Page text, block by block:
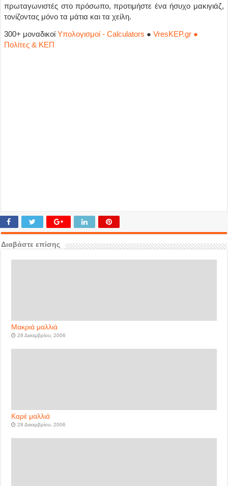
πρωταγωνιστές στο πρόσωπο, προτιμήστε ένα ήσυχο μακιγιάζ,
τονίζοντας μόνο τα μάτια και τα χείλη.
300+ μοναδικοίΥπολογισμοί - Calculators ●VresKEP.gr ●
Πολίτες & ΚΕΠ
Διαβάστε επίσης
Μακριά μαλλιά
28 Δεκεμβρίου, 2006
Καρέ μαλλιά
28 Δεκεμβρίου, 2006